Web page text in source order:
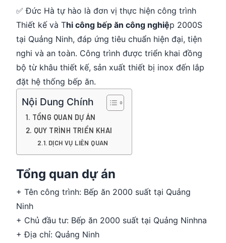
✅ Đức Hà tự hào là đơn vị thực hiện công trình
Thiết kế và Thi công bếp ăn công nghiệp 2000S
tại Quảng Ninh, đáp ứng tiêu chuẩn hiện đại, tiện
nghi và an toàn. Công trình được triển khai đồng
bộ từ khâu thiết kế, sản xuất thiết bị inox đến lắp
đặt hệ thống bếp ăn.
Nội Dung Chính
TỔNG QUAN DỰ ÁN
QUY TRÌNH TRIỂN KHAI
DỊCH VỤ LIÊN QUAN
Tổng quan dự án
+ Tên công trình: Bếp ăn 2000 suất tại Quảng
Ninh
+ Chủ đầu tư: Bếp ăn 2000 suất tại Quảng Ninhna
+ Địa chỉ: Quảng Ninh